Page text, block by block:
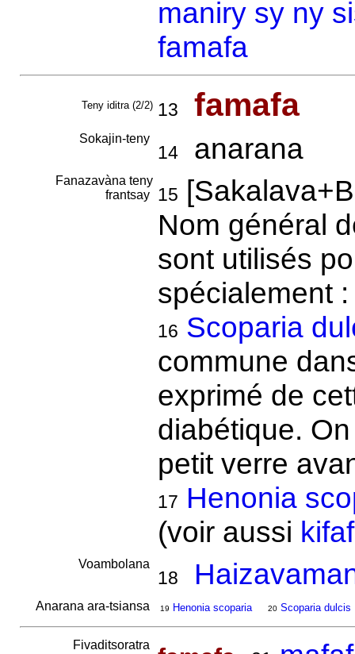
maniry sy ny
famafa
Teny iditra (2/2) 13 famafa
Sokajin-teny
14anarana
Fanazavàna teny
frantsay
15
Nom général
sont utilisés
spécialement :
16 Scoparia
commune
exprimé de
diabétique.
petit verre
17 Henonia
(voir aussi
Voambolana
18
Anarana ara-tsiansa 19 Henonia scoparia 20 Scoparia dulcis
Fivaditsoratra